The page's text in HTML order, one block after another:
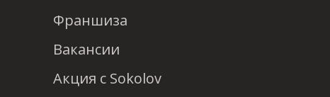
Франшиза
Вакансии
Акция с Sokolov